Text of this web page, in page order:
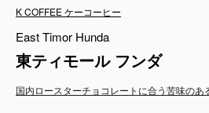
リキッド
特集
卸販売
K COFFEE ケーコーヒー
East Timor Hunda
東ティモール フンダ
国内ロースターチョコレートに合う苦味のあ